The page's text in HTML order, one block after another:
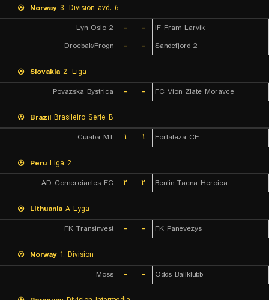
Norway 3. Division avd. 6
Lyn Oslo 2
- -
IF Fram Larvik
Droebak/Frogn
- - Sandefjord 2
Slovakia 2. Liga
Povazska Bystrica
- - FC Vion Zlate Moravce
Brazil Brasileiro Serie B
Cuiaba MT
۱ ۱ Fortaleza CE
Peru Liga 2
AD Comerciantes FC
۲ ۲ Bentin Tacna Heroica
Lithuania A Lyga
FK Transinvest
- - FK Panevezys
Norway 1. Division
Moss
- - Odds Ballklubb